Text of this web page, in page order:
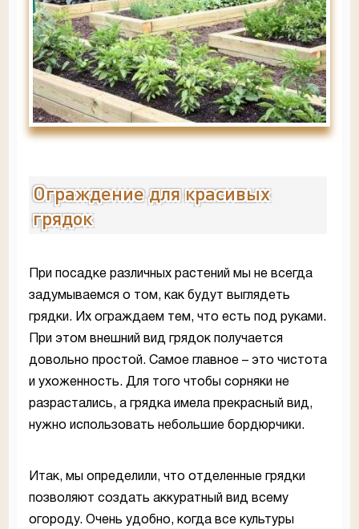
Ограждение для красивых
грядок
При посадке различных растений мы не всегда
задумываемся о том, как будут выглядеть
грядки. Их ограждаем тем, что есть под руками.
При этом внешний вид грядок получается
довольно простой. Самое главное – это чистота
и ухоженность. Для того чтобы сорняки не
разрастались, а грядка имела прекрасный вид,
нужно использовать небольшие бордюрчики.
Итак, мы определили, что отделенные грядки
позволяют создать аккуратный вид всему
огороду. Очень удобно, когда все культуры